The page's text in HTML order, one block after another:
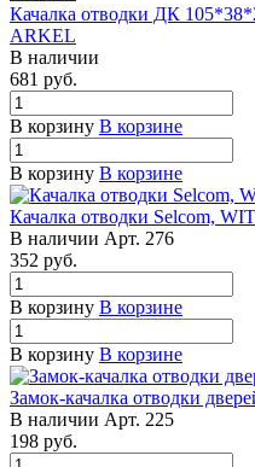
Качалка отводки ДК
ARKEL
В наличии
681 руб.
В корзину В корзине
В корзину В корзине
Качалка отводки Selcom,
В наличии Арт. 276
352 руб.
В корзину В корзине
В корзину В корзине
Замок-качалка отводки
В наличии Арт. 225
198 руб.